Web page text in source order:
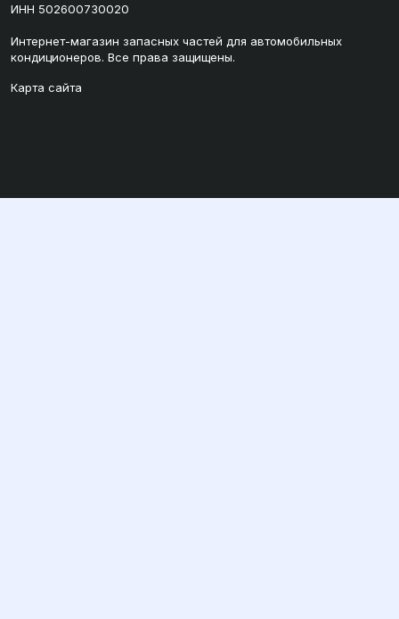
ИНН 502600730020
Интернет-магазин запасных частей для автомобильных
кондиционеров. Все права защищены.
Карта сайта